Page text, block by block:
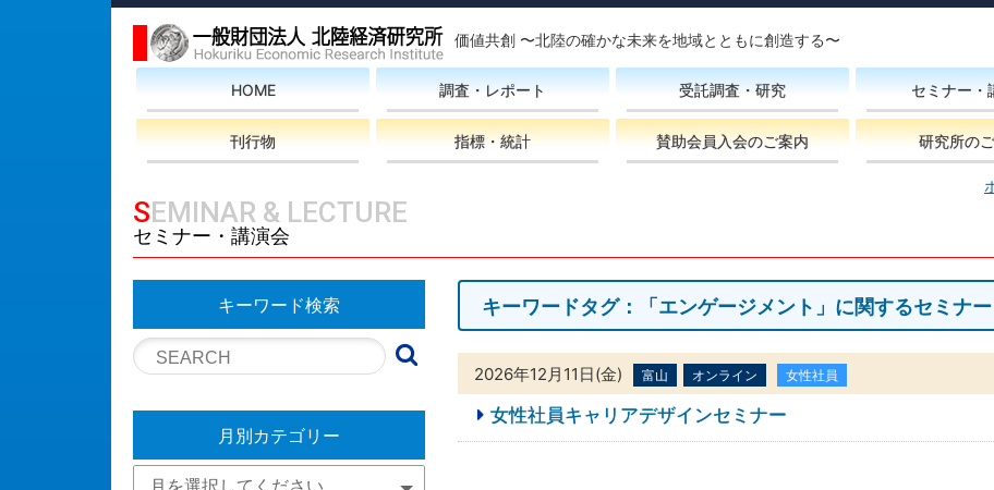
価値共創 〜北陸の確かな未来を地域とともに創造する〜
HOME 調査・レポート 受託調査・研究 セミナー・
刊行物 指標・統計 賛助会員入会のご案内 研究所の
SEMINAR & LECTURE
セミナー・講演会
キーワードタグ：「エンゲージメント」に関するセミナ
2026年12月11日(金) 富山 オンライン 女性社員
女性社員キャリアデザインセミナー
キーワード検索
月別カテゴリー